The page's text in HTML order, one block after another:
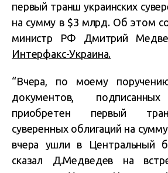
первый транш украинских
на сумму в $3 млрд. Об этом
министр РФ Дмитрий
Интерфакс-Украина.
“Вчера, по моему
документов,
приобретен первый
суверенных облигаций на
вчера ушли в Центральный
сказал Д.Медведев на